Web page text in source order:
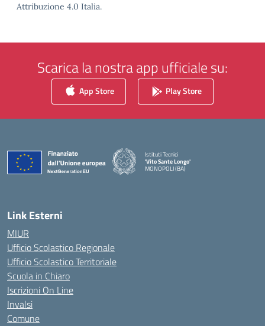
Attribuzione 4.0 Italia.
Scarica la nostra app ufficiale su:
App Store Play Store
Istituti Tecnici
'Vito Sante Longo'
MONOPOLI (BA)
Link Esterni
MIUR
Ufficio Scolastico Regionale
Ufficio Scolastico Territoriale
Scuola in Chiaro
Iscrizioni On Line
Invalsi
Comune